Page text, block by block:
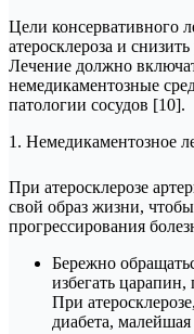
Цели консервативного
атеросклероза и
Лечение должно
немедикаментозные
патологии сосудов [10].
1. Немедикаментозное
При атеросклерозе
свой образ жизни,
прогрессирования
Бережно
избегать
При
диабета,